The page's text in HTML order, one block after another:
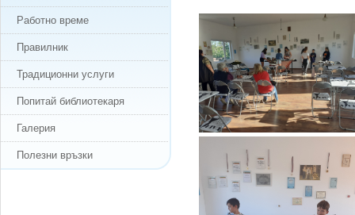
Работно време
Правилник
Традиционни услуги
Попитай библиотекаря
Галерия
Полезни връзки